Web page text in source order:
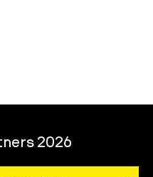
2026